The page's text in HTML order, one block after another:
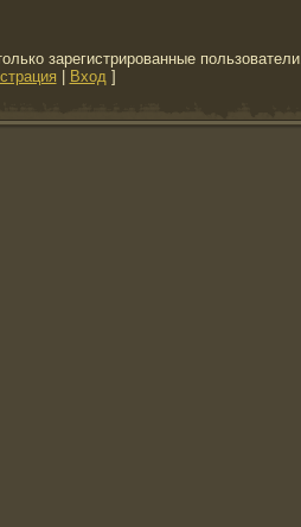
зарегистрированные пользователи.
| Вход ]